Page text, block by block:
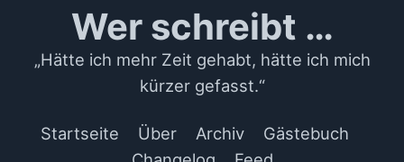
Wer schreibt …
„Hätte ich mehr Zeit gehabt, hätte ich mich
kürzer gefasst.“
Startseite Über Archiv
Gästebuch